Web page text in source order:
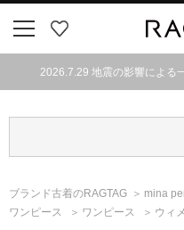
気
2026.7.29 地震の影響による
ブランド古着のRAGTAG mina
ワンピース
ワンピース ウィ